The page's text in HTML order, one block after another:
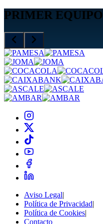
PRIMER EQUIPO
Aviso Legal|
Política de Privacidad|
Política de Cookies|
Contacto